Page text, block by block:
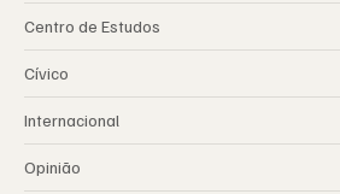
Centro de Estudos
Cívico
Internacional
Opinião